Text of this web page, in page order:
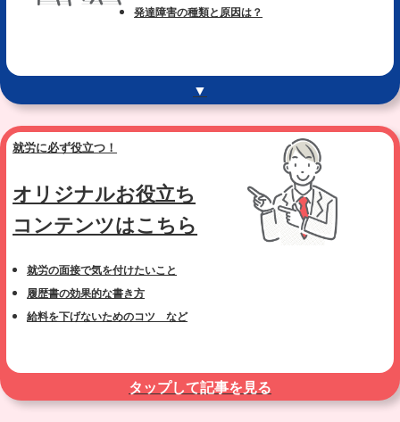
発達障害の種類と原因は？
▼
就労に必ず役立つ！
オリジナルお役立ち
コンテンツはこちら
就労の面接で気を付けたいこと
履歴書の効果的な書き方
給料を下げないためのコツ など
タップして記事を見る